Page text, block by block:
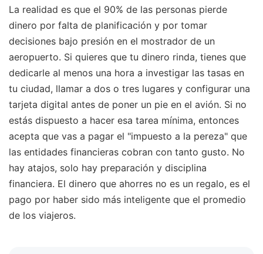
La realidad es que el 90% de las personas pierde
dinero por falta de planificación y por tomar
decisiones bajo presión en el mostrador de un
aeropuerto. Si quieres que tu dinero rinda, tienes que
dedicarle al menos una hora a investigar las tasas en
tu ciudad, llamar a dos o tres lugares y configurar una
tarjeta digital antes de poner un pie en el avión. Si no
estás dispuesto a hacer esa tarea mínima, entonces
acepta que vas a pagar el "impuesto a la pereza" que
las entidades financieras cobran con tanto gusto. No
hay atajos, solo hay preparación y disciplina
financiera. El dinero que ahorres no es un regalo, es el
pago por haber sido más inteligente que el promedio
de los viajeros.